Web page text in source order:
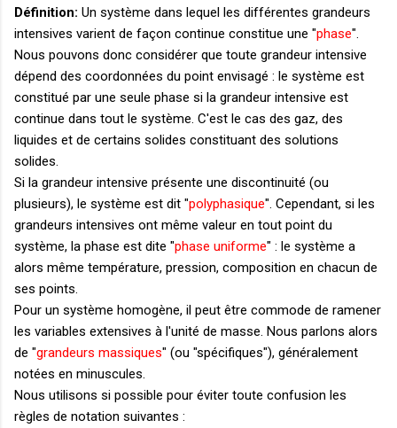
Définition: Un système dans lequel les différentes grandeurs
intensives varient de façon continue constitue une "phase".
Nous pouvons donc considérer que toute grandeur intensive
dépend des coordonnées du point envisagé : le système est
constitué par une seule phase si la grandeur intensive est
continue dans tout le système. C'est le cas des gaz, des
liquides et de certains solides constituant des solutions
solides.
Si la grandeur intensive présente une discontinuité (ou
plusieurs), le système est dit "polyphasique". Cependant, si les
grandeurs intensives ont même valeur en tout point du
système, la phase est dite "phase uniforme" : le système a
alors même température, pression, composition en chacun de
ses points.
Pour un système homogène, il peut être commode de ramener
les variables extensives à l'unité de masse. Nous parlons alors
de "grandeurs massiques" (ou "spécifiques"), généralement
notées en minuscules.
Nous utilisons si possible pour éviter toute confusion les
règles de notation suivantes :